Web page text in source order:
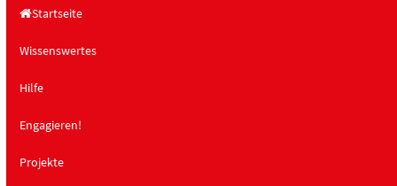
Startseite
Wissenswertes
Hilfe
Engagieren!
Projekte